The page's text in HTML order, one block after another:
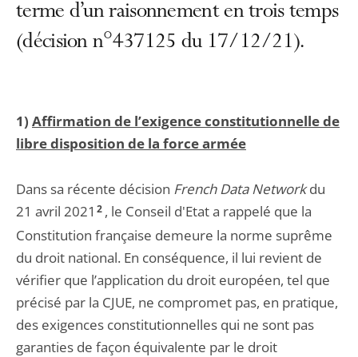
terme d’un raisonnement en trois temps
(décision n°437125 du 17/12/21).
1) Affirmation de l’exigence constitutionnelle de
libre disposition de la force armée
Dans sa récente décision French Data Networkdu
21 avril 2021 2, le Conseil d'Etat a rappelé que la
Constitution française demeure la norme suprême
du droit national. En conséquence, il lui revient de
vérifier que l’application du droit européen, tel que
précisé par la CJUE, ne compromet pas, en pratique,
des exigences constitutionnelles qui ne sont pas
garanties de façon équivalente par le droit